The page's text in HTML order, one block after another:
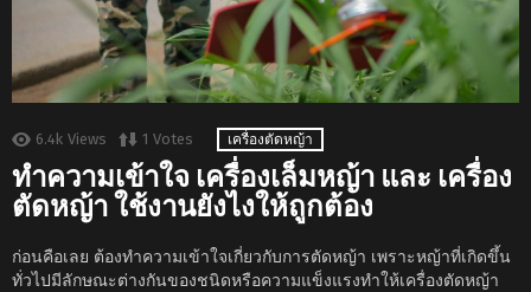
6.4k Views 1 Votes เครื่องตัดหญ้า
ทำความเข้าใจ เครื่องเล็มหญ้า และ เครื่อง
ตัดหญ้า ใช้งานยังไงให้ถูกต้อง
ก่อนคือเลย ต้องทำความเข้าใจเกี่ยวกับการตัดหญ้า เพราะหญ้าที่เกิดขึ้น
ทั่วไปมีลักษณะต่างกันของชนิดหรือความแข็งแรงทำให้เครื่องตัดหญ้า